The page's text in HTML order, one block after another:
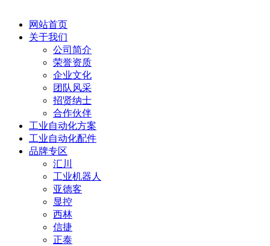
网站首页
关于我们
公司简介
荣誉资质
企业文化
团队风采
招贤纳士
合作伙伴
工业自动化方案
工业自动化配件
品牌专区
汇川
工业机器人
亚德客
显控
西林
信捷
正泰